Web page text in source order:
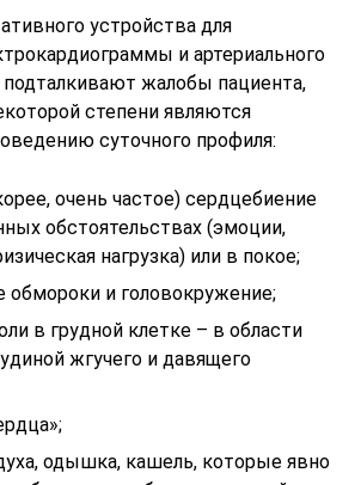
устройства для
и артериального
жалобы пациента,
степени являются
суточного профиля:
очень частое) сердцебиение
обстоятельствах (эмоции,
нагрузка) или в покое;
обмороки и головокружение;
в грудной клетке – в области
жгучего и давящего
одышка, кашель, которые явно